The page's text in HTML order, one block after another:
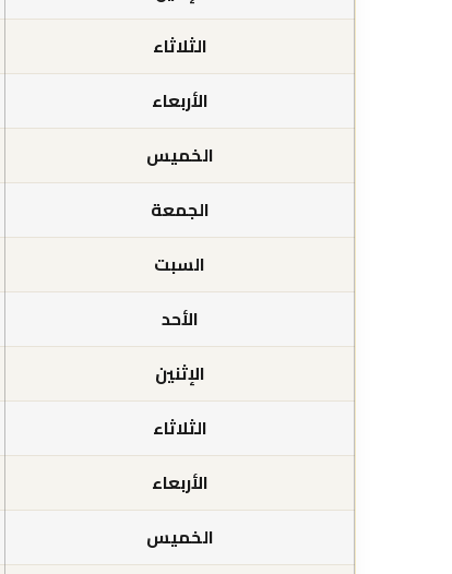
الثلاثاء
الأربعاء
الخميس
الجمعة
السبت
الأحد
الإثنين
الثلاثاء
الأربعاء
الخميس